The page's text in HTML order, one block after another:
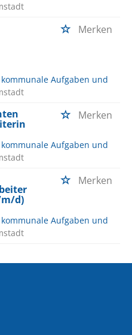
Merken
Aufgaben und
Merken
Aufgaben und
d)
Merken
Aufgaben und